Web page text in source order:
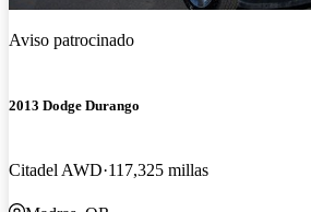
Aviso patrocinado
2013 Dodge Durango
Citadel AWD 117,325 millas